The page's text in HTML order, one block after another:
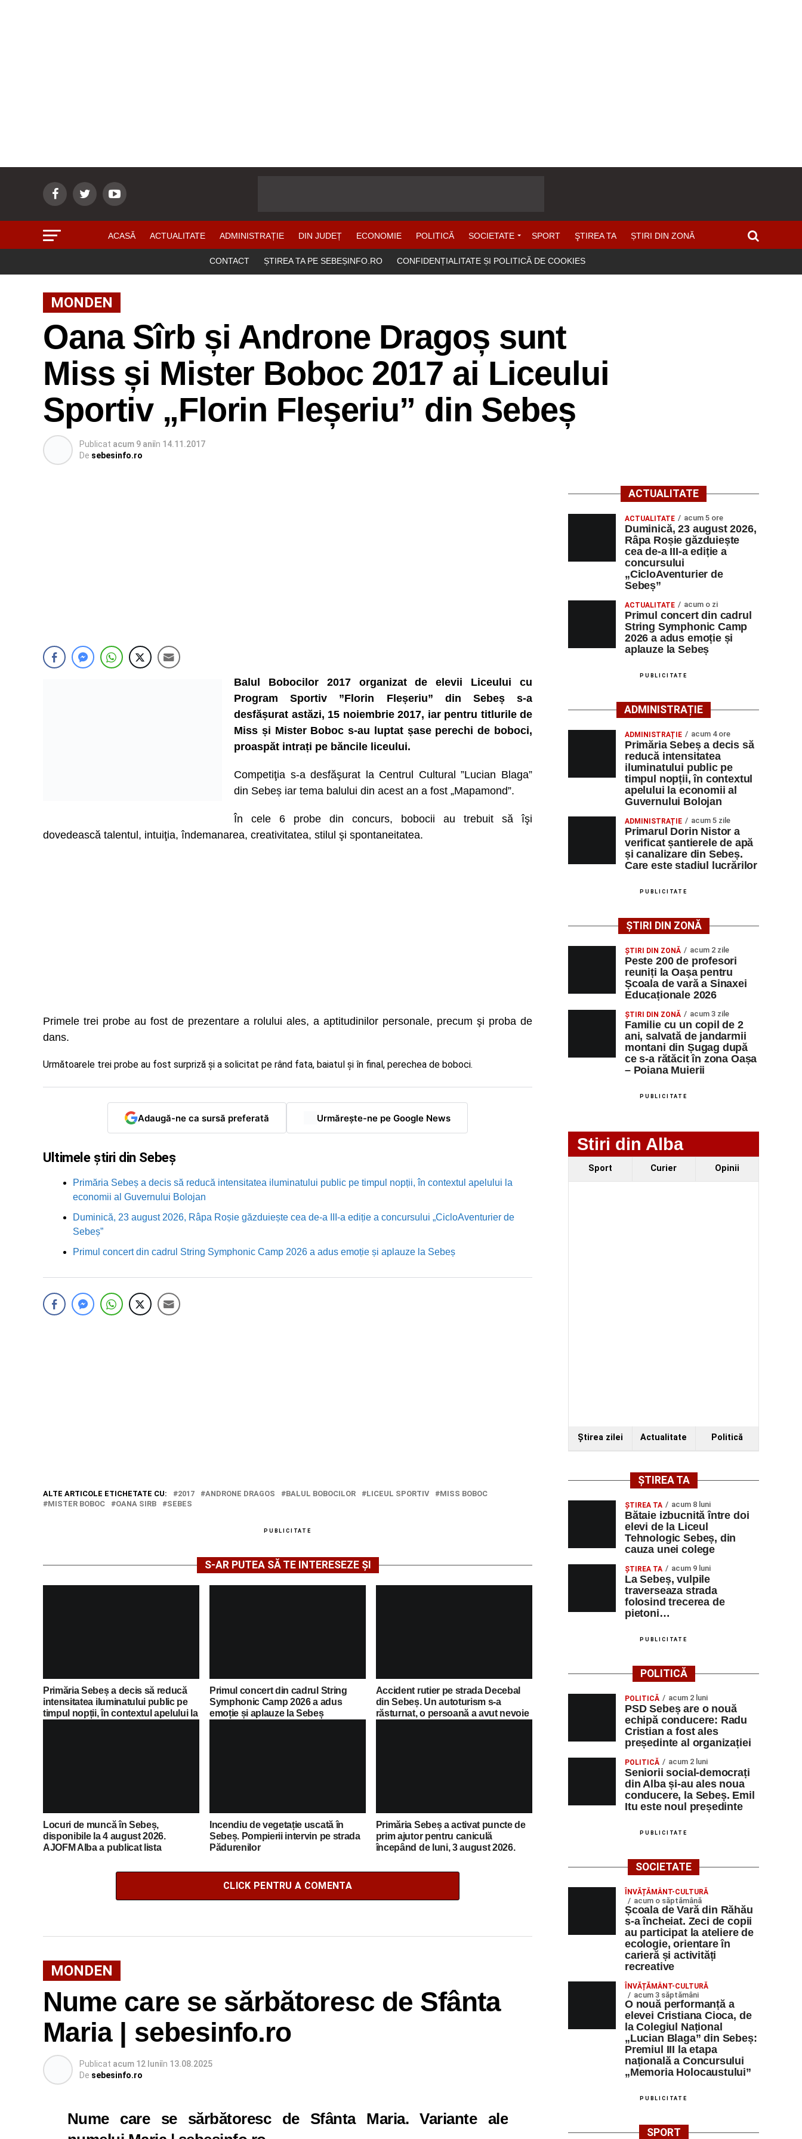
ACASĂ ACTUALITATE ADMINISTRAȚIE DIN JUDEȚ ECONOMIE POLITICĂ SOCIETATE SPORT ŞTIREA TA ȘTIRI DIN ZONĂ
CONTACT ȘTIREA TA PE SEBEȘINFO.RO CONFIDENȚIALITATE ȘI POLITICĂ DE COOKIES
MONDEN
Oana Sîrb și Androne Dragoș sunt
Miss și Mister Boboc 2017 ai Liceului
Sportiv „Florin Fleșeriu” din Sebeș
Publicat acum 9 aniîn 14.11.2017
De sebesinfo.ro
Balul Bobocilor 2017 organizat de elevii Liceului cu
Program Sportiv ”Florin Fleșeriu” din Sebeș s-a
desfășurat astăzi, 15 noiembrie 2017, iar pentru titlurile de
Miss și Mister Boboc s-au luptat șase perechi de boboci,
proaspăt intrați pe băncile liceului.
Competiţia s-a desfăşurat la Centrul Cultural ”Lucian Blaga”
din Sebeș iar tema balului din acest an a fost „Mapamond”.
În cele 6 probe din concurs, bobocii au trebuit să îşi
dovedească talentul, intuiţia, îndemanarea, creativitatea, stilul şi spontaneitatea.
Primele trei probe au fost de prezentare a rolului ales, a aptitudinilor personale, precum şi proba de
dans.
Următoarele trei probe au fost surpriză şi a solicitat pe rând fata, baiatul şi în final, perechea de boboci.
Adaugă-ne ca sursă preferată Urmărește-ne pe Google News
Ultimele știri din Sebeș
Primăria Sebeș a decis să reducă intensitatea iluminatului public pe timpul nopții, în contextul apelului la
economii al Guvernului Bolojan
Duminică, 23 august 2026, Râpa Roșie găzduiește cea de-a III-a ediție a concursului „CicloAventurier de
Sebeș”
Primul concert din cadrul String Symphonic Camp 2026 a adus emoție și aplauze la Sebeș
ALTE ARTICOLE ETICHETATE CU: 2017 ANDRONE DRAGOS BALUL BOBOCILOR LICEUL SPORTIV
MISS BOBOC
MISTER BOBOC
OANA SIRB SEBES
PUBLICITATE
S-AR PUTEA SĂ TE INTERESEZE ȘI
Primăria Sebeș a decis să reducă
intensitatea iluminatului public pe
timpul nopții, în contextul apelului la
Primul concert din cadrul String
Symphonic Camp 2026 a adus
emoție și aplauze la Sebeș
Accident rutier pe strada Decebal
din Sebeș. Un autoturism s-a
răsturnat, o persoană a avut nevoie
Locuri de muncă în Sebeș,
disponibile la 4 august 2026.
AJOFM Alba a publicat lista
Incendiu de vegetație uscată în
Sebeș. Pompierii intervin pe strada
Pădurenilor
Primăria Sebeș a activat puncte de
prim ajutor pentru caniculă
începând de luni, 3 august 2026.
CLICK PENTRU A COMENTA
MONDEN
Nume care se sărbătoresc de Sfânta
Maria | sebesinfo.ro
Publicat acum 12 luniîn 13.08.2025
De sebesinfo.ro
Nume care se sărbătoresc de Sfânta Maria. Variante ale
ACTUALITATE
ACTUALITATE acum 5 ore
Duminică, 23 august 2026,
Râpa Roșie găzduiește
cea de-a III-a ediție a
concursului
„CicloAventurier de
Sebeș”
ACTUALITATE acum o zi
Primul concert din cadrul
String Symphonic Camp
2026 a adus emoție și
aplauze la Sebeș
PUBLICITATE
ADMINISTRAȚIE
ADMINISTRAȚIE acum 4 ore
Primăria Sebeș a decis să
reducă intensitatea
iluminatului public pe
timpul nopții, în contextul
apelului la economii al
Guvernului Bolojan
ADMINISTRAȚIE acum 5 zile
Primarul Dorin Nistor a
verificat șantierele de apă
și canalizare din Sebeș.
Care este stadiul lucrărilor
PUBLICITATE
ȘTIRI DIN ZONĂ
ȘTIRI DIN ZONĂ acum 2 zile
Peste 200 de profesori
reuniți la Oașa pentru
Școala de vară a Sinaxei
Educaționale 2026
ȘTIRI DIN ZONĂ acum 3 zile
Familie cu un copil de 2
ani, salvată de jandarmii
montani din Șugag după
ce s-a rătăcit în zona Oașa
– Poiana Muierii
PUBLICITATE
Stiri din Alba
Sport Curier Opinii
Ştirea zilei Actualitate Politică
ȘTIREA TA
ŞTIREA TA acum 8 luni
Bătaie izbucnită între doi
elevi de la Liceul
Tehnologic Sebeș, din
cauza unei colege
ŞTIREA TA acum 9 luni
La Sebeș, vulpile
traverseaza strada
folosind trecerea de
pietoni…
PUBLICITATE
POLITICĂ
POLITICĂ acum 2 luni
PSD Sebeș are o nouă
echipă conducere: Radu
Cristian a fost ales
președinte al organizației
POLITICĂ acum 2 luni
Seniorii social-democrați
din Alba și-au ales noua
conducere, la Sebeș. Emil
Itu este noul președinte
PUBLICITATE
SOCIETATE
ÎNVĂȚĂMÂNT-CULTURĂ
acum o săptămână
Școala de Vară din Răhău
s-a încheiat. Zeci de copii
au participat la ateliere de
ecologie, orientare în
carieră și activități
recreative
ÎNVĂȚĂMÂNT-CULTURĂ
acum 3 săptămâni
O nouă performanță a
elevei Cristiana Cioca, de
la Colegiul Național
„Lucian Blaga” din Sebeș:
Premiul III la etapa
națională a Concursului
„Memoria Holocaustului”
PUBLICITATE
SPORT